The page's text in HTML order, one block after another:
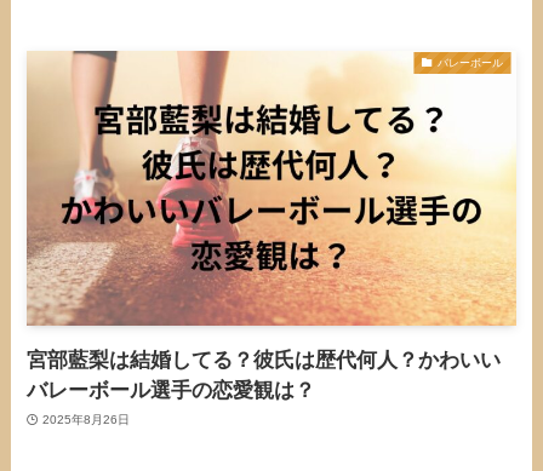
バレーボール
宮部藍梨は結婚してる？彼氏は歴代何人？かわいい
バレーボール選手の恋愛観は？
2025年8月26日